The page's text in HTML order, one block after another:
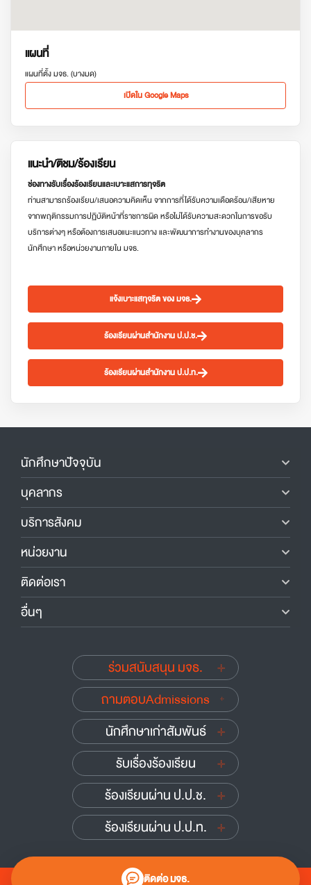
แผนที่
แผนที่ตั้ง มจธ. (บางมด)
เปิดใน Google Maps
แนะนำ/ติชม/ร้องเรียน
ช่องทางรับเรื่องร้องเรียนและเบาะแสการทุจริต
ท่านสามารถร้องเรียน/เสนอความคิดเห็น จากการที่ได้รับความเดือดร้อน/เสียหาย
จากพฤติกรรมการปฏิบัติหน้าที่ราชการผิด หรือไม่ได้รับความสะดวกในการขอรับ
บริการต่างๆ หรือต้องการเสนอแนะแนวทาง และพัฒนาการทำงานของบุคลากร
นักศึกษา หรือหน่วยงานภายใน มจธ.
แจ้งเบาะแสทุจริต ของ มจธ.
ร้องเรียนผ่านสำนักงาน ป.ป.ช.
ร้องเรียนผ่านสำนักงาน ป.ป.ท.
ติดต่อ มจธ.
นักศึกษาปัจจุบัน
บุคลากร
บริการสังคม
หน่วยงาน
ติดต่อเรา
อื่นๆ
ร่วมสนับสนุน มจธ.
ถามตอบAdmissions
นักศึกษาเก่าสัมพันธ์
รับเรื่องร้องเรียน
ร้องเรียนผ่าน ป.ป.ช.
ร้องเรียนผ่าน ป.ป.ท.